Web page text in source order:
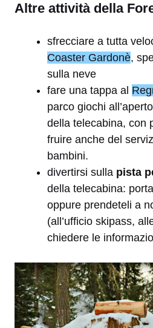
Altre attività della
sfrecciare a tutta
Coaster Gardonè,
sulla neve
fare una tappa al
parco giochi
della telecabina, con
fruire anche del
bambini.
divertirsi sulla pista
della telecabina:
oppure prendeteli a
(all’ufficio skipass,
chiedere le